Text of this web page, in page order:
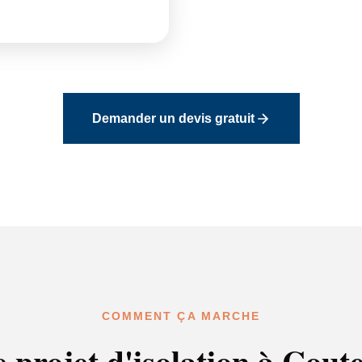
Demander un devis gratuit
COMMENT ÇA MARCHE